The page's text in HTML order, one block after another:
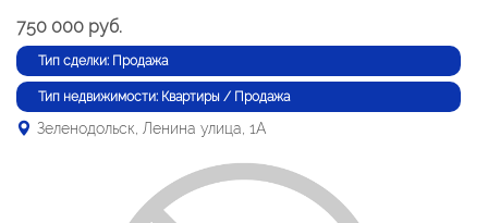
750 000 руб.
Тип сделки: Продажа
Тип недвижимости: Квартиры / Продажа
Зеленодольск, Ленина улица, 1А